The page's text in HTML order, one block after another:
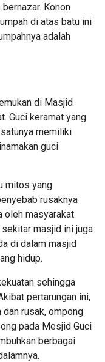
Konon
di atas batu ini
adalah
di Masjid
Guci keramat yang
memiliki
guci
mitos yang
rusaknya
oleh masyarakat
masjid ini juga
di dalam masjid
hidup.
sehingga
pertarungan ini,
rusak, ompong
pada Mesjid Guci
berbagai